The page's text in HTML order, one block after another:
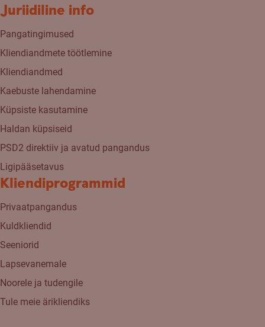
Juriidiline info
Pangatingimused
Kliendiandmete töötlemine
Kliendiandmed
Kaebuste lahendamine
Küpsiste kasutamine
Haldan küpsiseid
PSD2 direktiiv ja avatud pangandus
Ligipääsetavus
Kliendiprogrammid
Privaatpangandus
Kuldkliendid
Seeniorid
Lapsevanemale
Noorele ja tudengile
Tule meie ärikliendiks